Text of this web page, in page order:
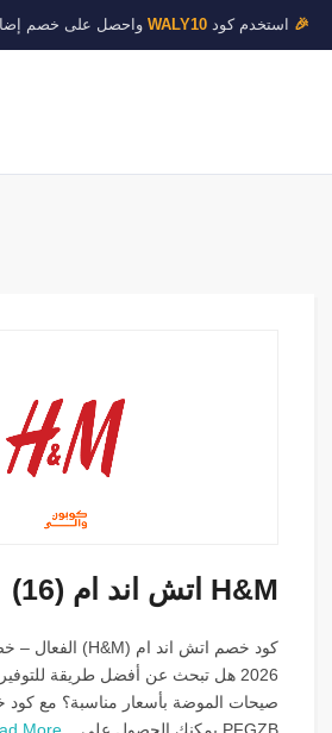
🎉 استخدم كودWALY10 واحصل على خصم إضافي 10% على جميع
H&M اتش اند ام (16)
2026 هل تبحث عن أفضل طريقة
صيحات الموضة بأسعار مناسبة؟ مع